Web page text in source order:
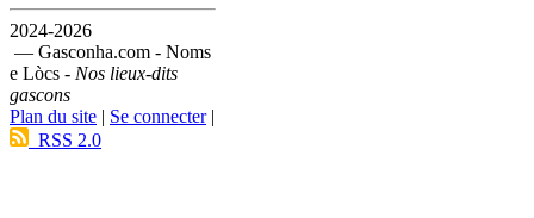
2024-2026
— Gasconha.com - Noms
e Lòcs - Nos lieux-dits
gascons
Plan du site | Se connecter|
RSS 2.0